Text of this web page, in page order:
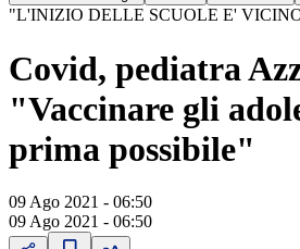
"L'INIZIO DELLE SCUOLE E'
Covid, pediatra
"Vaccinare gli
prima possibile"
09 Ago 2021 - 06:50
09 Ago 2021 - 06:50